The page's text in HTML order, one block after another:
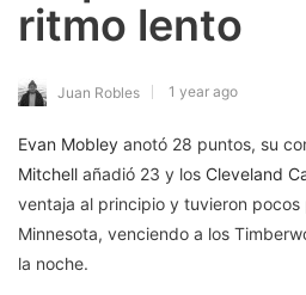
ritmo lento
Juan Robles 1 year ago
Evan Mobley anotó 28 puntos, su
Mitchell añadió 23 y los Cleveland
ventaja al principio y tuvieron pocos
Minnesota, venciendo a los
la noche.